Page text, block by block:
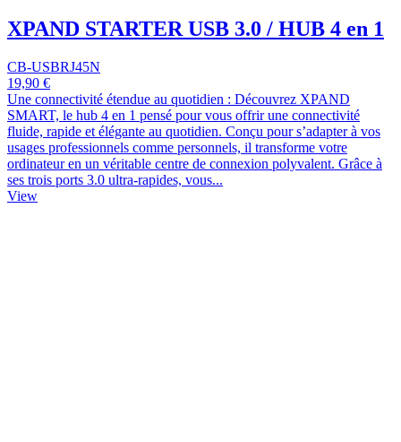
XPAND STARTER USB 3.0 / HUB 4 en 1
CB-USBRJ45N
19,90 €
Une connectivité étendue au quotidien : Découvrez XPAND
SMART, le hub 4 en 1 pensé pour vous offrir une connectivité
fluide, rapide et élégante au quotidien. Conçu pour s’adapter à vos
usages professionnels comme personnels, il transforme votre
ordinateur en un véritable centre de connexion polyvalent. Grâce à
ses trois ports 3.0 ultra-rapides, vous...
View